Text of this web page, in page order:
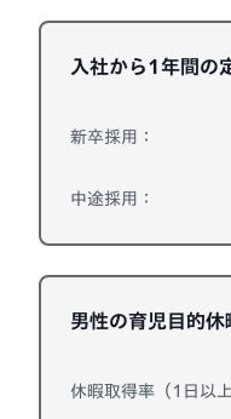
入社から1年間の
新卒採用：
中途採用：
男性の育児目的休
休暇取得率（1日以上